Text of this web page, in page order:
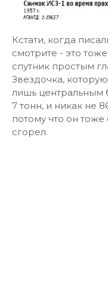
Кстати, когда
смотрите - это
спутник простым
Звездочка,
лишь центральным
7 тонн, и никак не
потому что он тоже
сгорел.